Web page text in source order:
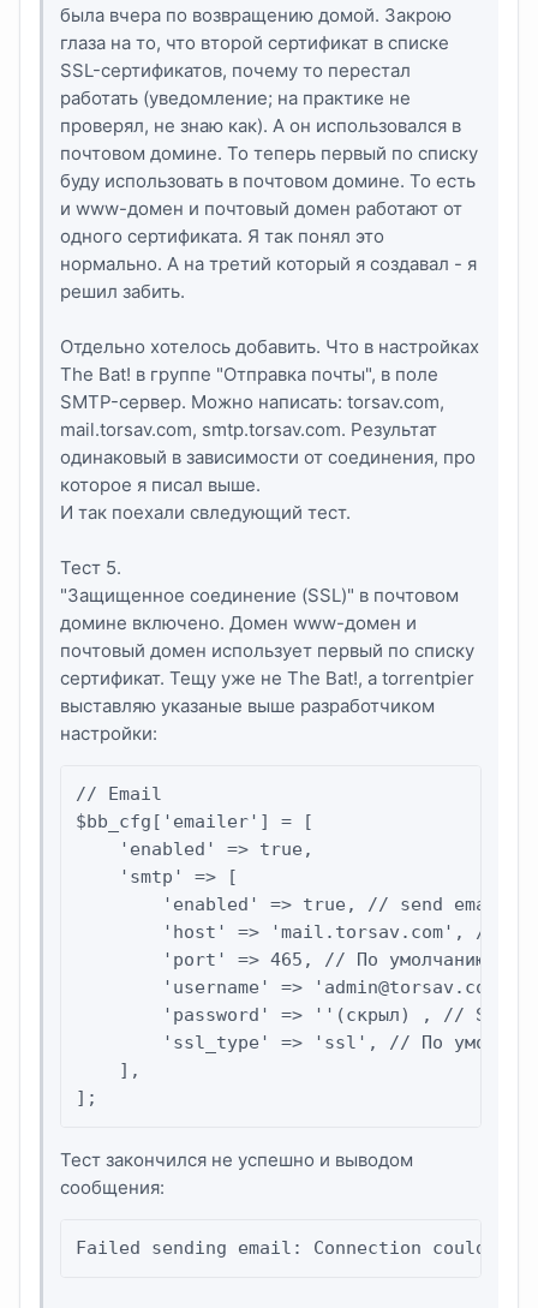
была вчера по возвращению домой. Закрою
глаза на то, что второй сертификат в списке
SSL-сертификатов, почему то перестал
работать (уведомление; на практике не
проверял, не знаю как). А он использовался в
почтовом домине. То теперь первый по списку
буду использовать в почтовом домине. То есть
и www-домен и почтовый домен работают от
одного сертификата. Я так понял это
нормально. А на третий который я создавал - я
решил забить.
Отдельно хотелось добавить. Что в настройках
The Bat! в группе "Отправка почты", в поле
SMTP-сервер. Можно написать: torsav.com,
mail.torsav.com, smtp.torsav.com. Результат
одинаковый в зависимости от соединения, про
которое я писал выше.
И так поехали свледующий тест.
Тест 5.
"Защищенное соединение (SSL)" в почтовом
домине включено. Домен www-домен и
почтовый домен использует первый по списку
сертификат. Тещу уже не The Bat!, а torrentpier
выставляю указаные выше разработчиком
настройки:
// Email
$bb_cfg['emailer'] = [
    'enabled' => true,
    'smtp' => [
'enabled' => true, // send email
'host' => 'mail.torsav.com', //
'port' => 465, // По умолчанию
        'username' => '
admin@torsav.com
'password' => ''(скрыл) , // SMTP
'ssl_type' => 'ssl', // По
    ],
];
Тест закончился не успешно и выводом
сообщения:
Failed sending email: Connection could